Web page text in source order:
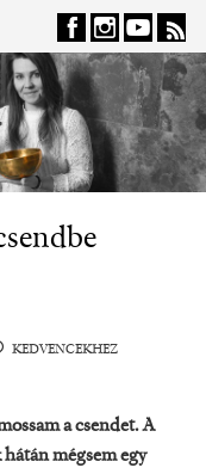
KEDVENCEKHEZ
a csendet. A
mégsem egy